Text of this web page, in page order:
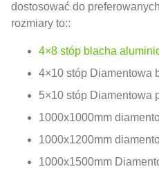
dostosować do
rozmiary to::
4×8 stóp blacha
4×10 stóp Diamentowa
5×10 stóp Diamentowa
1000x1000mm
1000x1200mm
1000x1500mm